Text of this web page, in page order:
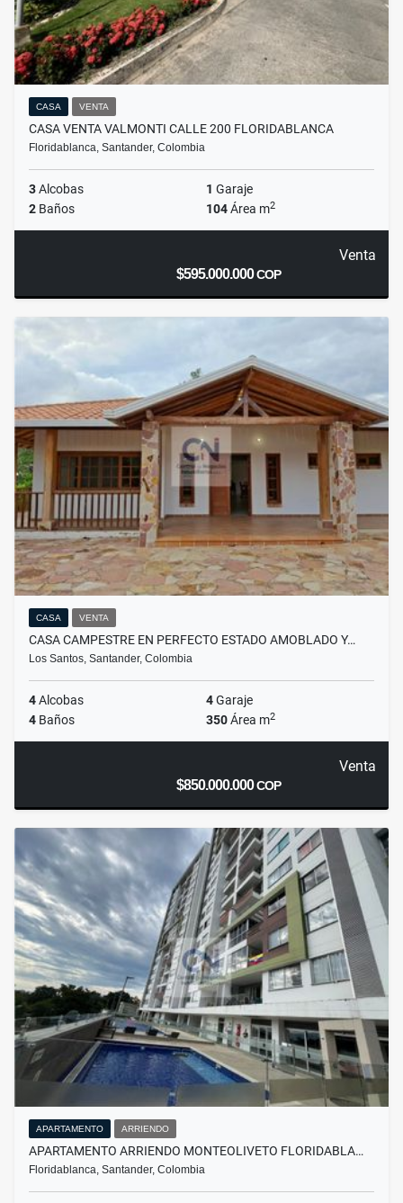
CASA VENTA
CASA VENTA VALMONTI CALLE 200 FLORIDABLANCA
Floridablanca, Santander, Colombia
3Alcobas 1 Garaje
2 Baños 104Área m2
Venta
$595.000.000COP
CASA VENTA
CASA CAMPESTRE EN PERFECTO ESTADO AMOBLADO Y…
Los Santos, Santander, Colombia
4Alcobas 4Garaje
4 Baños 350Área m2
Venta
$850.000.000COP
APARTAMENTO ARRIENDO
APARTAMENTO ARRIENDO MONTEOLIVETO FLORIDABLA…
Floridablanca, Santander, Colombia